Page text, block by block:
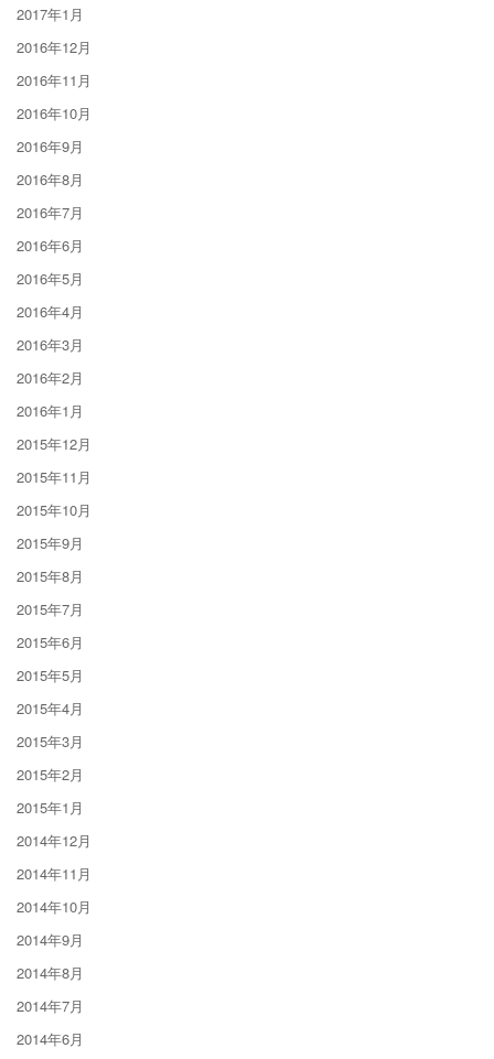
2017年1月
2016年12月
2016年11月
2016年10月
2016年9月
2016年8月
2016年7月
2016年6月
2016年5月
2016年4月
2016年3月
2016年2月
2016年1月
2015年12月
2015年11月
2015年10月
2015年9月
2015年8月
2015年7月
2015年6月
2015年5月
2015年4月
2015年3月
2015年2月
2015年1月
2014年12月
2014年11月
2014年10月
2014年9月
2014年8月
2014年7月
2014年6月